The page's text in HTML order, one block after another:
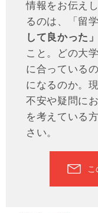
情報をお伝え
るのは、「留
して良かった」
こと。どの大
に合っている
になるのか。
不安や疑問に
を考えている
さい。